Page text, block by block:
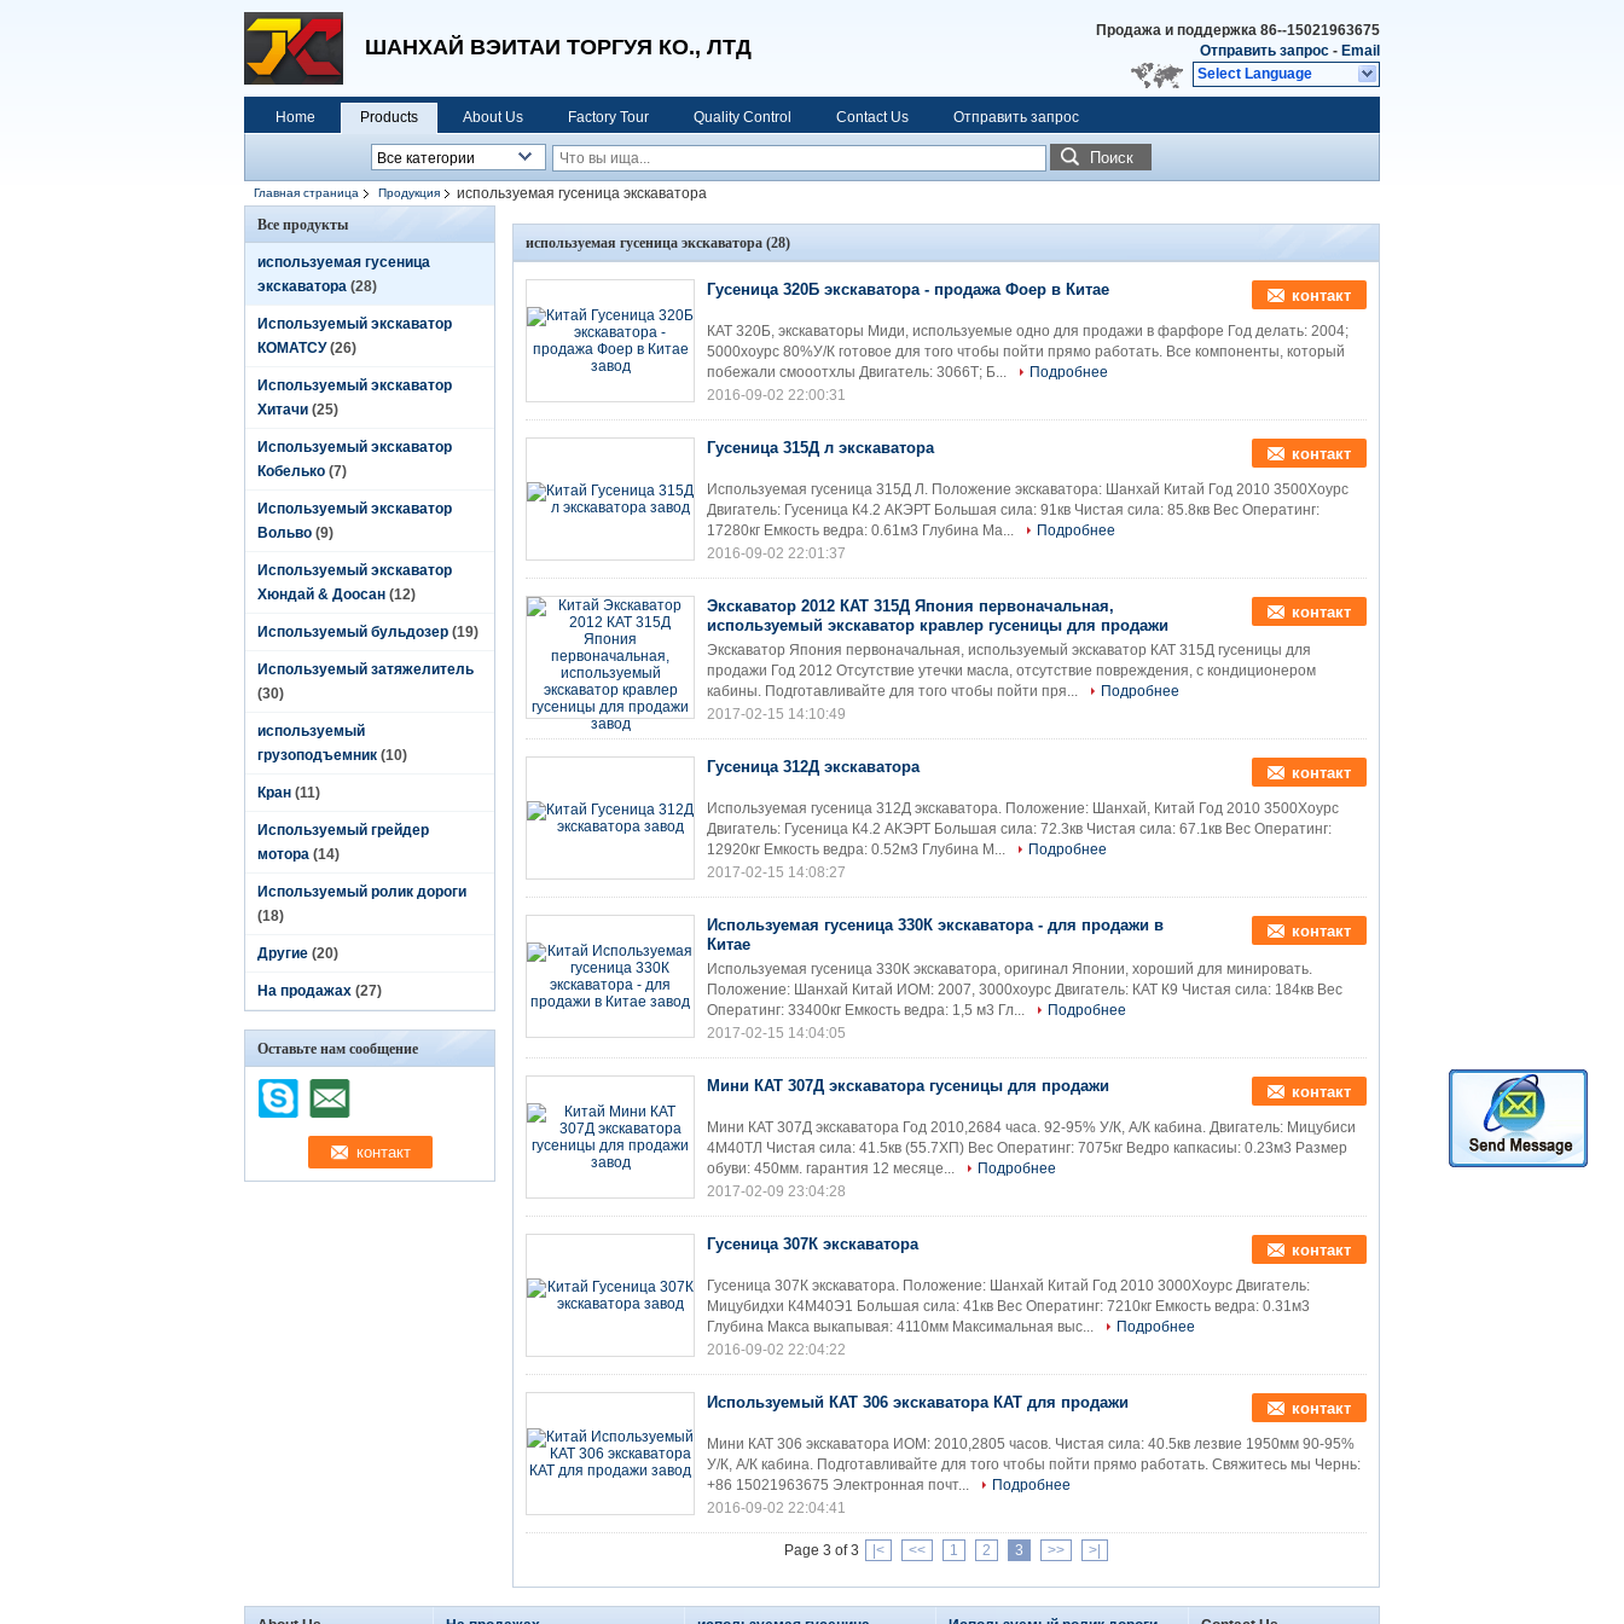
ШАНХАЙ ВЭИТАИ ТОРГУЯ КО., ЛТД
Продажа и поддержка 86--15021963675
Отправить запрос - Email
Select Language
Home Products About Us Factory Tour Quality Control Contact Us Отправить запрос
Поиск
Главная страница Продукция
используемая гусеница экскаватора
Все продукты
используемая гусеница
экскаватора (28)
Используемый экскаватор
КОМАТСУ (26)
Используемый экскаватор
Хитачи (25)
Используемый экскаватор
Кобелько (7)
Используемый экскаватор
Вольво (9)
Используемый экскаватор
Хюндай & Доосан (12)
Используемый бульдозер (19)
Используемый затяжелитель
(30)
используемый
грузоподъемник (10)
Кран (11)
Используемый грейдер
мотора (14)
Используемый ролик дороги
(18)
Другие (20)
На продажах (27)
Оставьте нам сообщение
используемая гусеница экскаватора (28)
Гусеница 320Б экскаватора - продажа Фоер в Китае контакт
КАТ 320Б, экскаваторы Миди, используемые одно для продажи в фарфоре Год делать: 2004;
5000хоурс 80%У/К готовое для того чтобы пойти прямо работать. Все компоненты, который
побежали смооотхлы Двигатель: 3066Т; Б...
Подробнее
2016-09-02 22:00:31
Гусеница 315Д л экскаватора контакт
Используемая гусеница 315Д Л. Положение экскаватора: Шанхай Китай Год 2010 3500Хоурс
Двигатель: Гусеница К4.2 АКЭРТ Большая сила: 91кв Чистая сила: 85.8кв Вес Оператинг:
17280кг Емкость ведра: 0.61м3 Глубина Ма...
Подробнее
2016-09-02 22:01:37
Экскаватор 2012 КАТ 315Д Япония первоначальная,
используемый экскаватор кравлер гусеницы для продажи
контакт
Экскаватор Япония первоначальная, используемый экскаватор КАТ 315Д гусеницы для
продажи Год 2012 Отсутствие утечки масла, отсутствие повреждения, с кондиционером
кабины. Подготавливайте для того чтобы пойти пря...
Подробнее
2017-02-15 14:10:49
Гусеница 312Д экскаватора контакт
Используемая гусеница 312Д экскаватора. Положение: Шанхай, Китай Год 2010 3500Хоурс
Двигатель: Гусеница К4.2 АКЭРТ Большая сила: 72.3кв Чистая сила: 67.1кв Вес Оператинг:
12920кг Емкость ведра: 0.52м3 Глубина М...
Подробнее
2017-02-15 14:08:27
Используемая гусеница 330К экскаватора - для продажи в
Китае
контакт
Используемая гусеница 330К экскаватора, оригинал Японии, хороший для минировать.
Положение: Шанхай Китай ИОМ: 2007, 3000хоурс Двигатель: КАТ К9 Чистая сила: 184кв Вес
Оператинг: 33400кг Емкость ведра: 1,5 м3 Гл...
Подробнее
2017-02-15 14:04:05
Мини КАТ 307Д экскаватора гусеницы для продажи контакт
Мини КАТ 307Д экскаватора Год 2010,2684 часа. 92-95% У/К, А/К кабина. Двигатель: Мицубиси
4М40ТЛ Чистая сила: 41.5кв (55.7ХП) Вес Оператинг: 7075кг Ведро капкасиы: 0.23м3 Размер
обуви: 450мм. гарантия 12 месяце...
Подробнее
2017-02-09 23:04:28
Гусеница 307К экскаватора контакт
Гусеница 307К экскаватора. Положение: Шанхай Китай Год 2010 3000Хоурс Двигатель:
Мицубидхи К4М40Э1 Большая сила: 41кв Вес Оператинг: 7210кг Емкость ведра: 0.31м3
Глубина Макса выкапывая: 4110мм Максимальная выс...
Подробнее
2016-09-02 22:04:22
Используемый КАТ 306 экскаватора КАТ для продажи контакт
Мини КАТ 306 экскаватора ИОМ: 2010,2805 часов. Чистая сила: 40.5кв лезвие 1950мм 90-95%
У/К, А/К кабина. Подготавливайте для того чтобы пойти прямо работать. Свяжитесь мы Чернь:
+86 15021963675 Электронная почт...
Подробнее
2016-09-02 22:04:41
Page 3 of 3 |< << 1 2 3 >> >|